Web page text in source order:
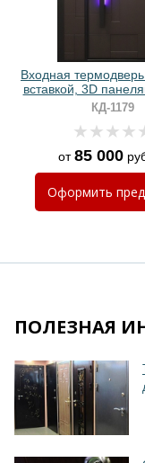
Хочу такую
Хочу такую
Входная
вставкой, 3D
ручкой сКД-1179
от85 000
Оформить
ПОЛЕЗНАЯ